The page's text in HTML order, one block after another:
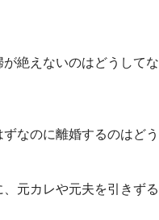
絶えないのはどうしてな
なのに離婚するのはどう
、元カレや元夫を引きずる